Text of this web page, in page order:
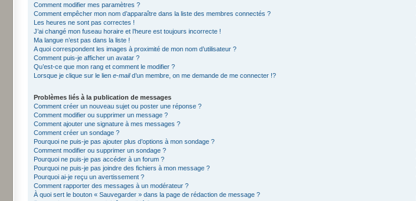
Comment modifier mes paramètres ?
Comment empêcher mon nom d’apparaître dans la liste des membres connectés ?
Les heures ne sont pas correctes !
J’ai changé mon fuseau horaire et l’heure est toujours incorrecte !
Ma langue n’est pas dans la liste !
A quoi correspondent les images à proximité de mon nom d’utilisateur ?
Comment puis-je afficher un avatar ?
Qu’est-ce que mon rang et comment le modifier ?
Lorsque je clique sur le lien e-maild’un membre, on me demande de me connecter !?
Problèmes liés à la publication de messages
Comment créer un nouveau sujet ou poster une réponse ?
Comment modifier ou supprimer un message ?
Comment ajouter une signature à mes messages ?
Comment créer un sondage ?
Pourquoi ne puis-je pas ajouter plus d’options à mon sondage ?
Comment modifier ou supprimer un sondage ?
Pourquoi ne puis-je pas accéder à un forum ?
Pourquoi ne puis-je pas joindre des fichiers à mon message ?
Pourquoi ai-je reçu un avertissement ?
Comment rapporter des messages à un modérateur ?
À quoi sert le bouton « Sauvegarder » dans la page de rédaction de message ?